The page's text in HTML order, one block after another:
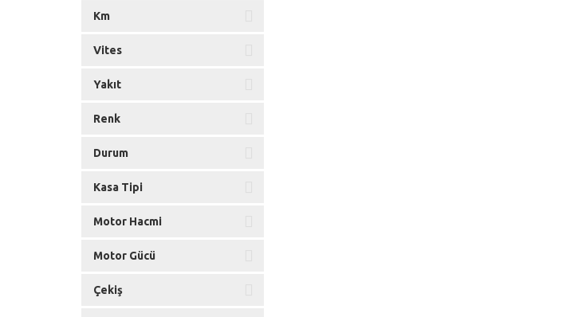
Km
Vites
Yakıt
Renk
Durum
Kasa Tipi
Motor Hacmi
Motor Gücü
Çekiş